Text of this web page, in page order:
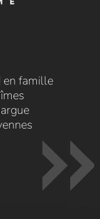
en famille